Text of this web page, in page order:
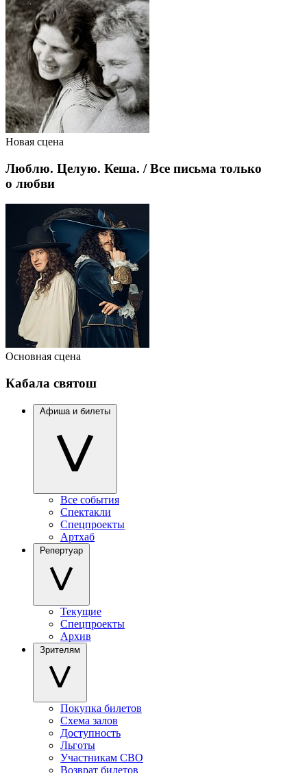
Новая сцена
Люблю. Целую. Кеша. / Все письма только
о любви
Основная сцена
Кабала святош
Афиша и билеты
Все события
Спектакли
Спецпроекты
Артхаб
Репертуар
Текущие
Спецпроекты
Архив
Зрителям
Покупка билетов
Схема залов
Доступность
Льготы
Участникам СВО
Возврат билетов